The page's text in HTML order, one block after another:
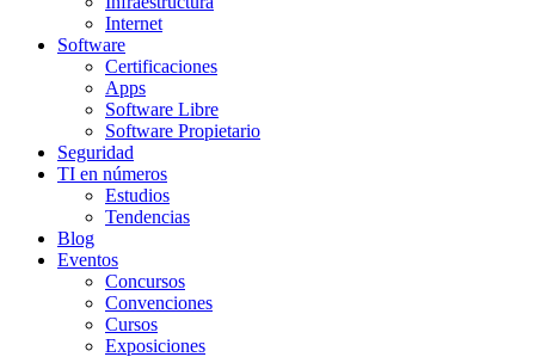
Internet
Software
Certificaciones
Apps
Software Libre
Software Propietario
Seguridad
TI en números
Estudios
Tendencias
Blog
Eventos
Concursos
Convenciones
Cursos
Exposiciones